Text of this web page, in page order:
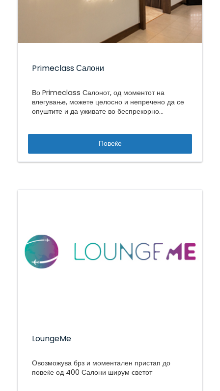
Primeclass Салони
Во Primeclass Салонот, од моментот на
влегување, можете целосно и непречено да се
опуштите и да уживате во беспрекорно
Повеќе
LoungeMe
Овозможува брз и моментален пристап до
повеќе од 400 Салони ширум светот